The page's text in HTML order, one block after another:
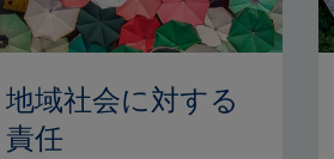
地域社会に対する
責任